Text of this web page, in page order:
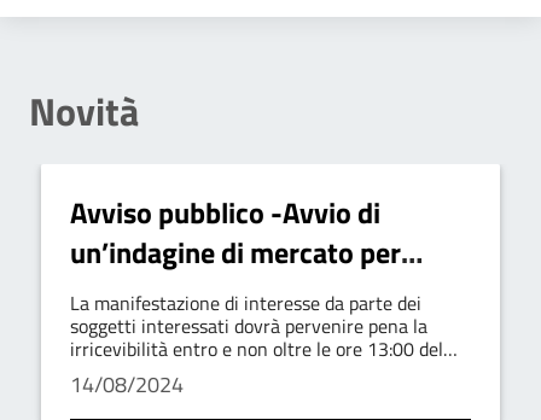
Novità
Avviso pubblico -Avvio di
un’indagine di mercato per
l’individuazione di operatori
economici interessati ad essere
invitati alla successiva
La manifestazione di interesse da parte dei
soggetti interessati dovrà pervenire pena la
irricevibilità entro e non oltre le ore 13:00 del
giorno 26 agosto 2024 esclusivamente tramite
piattaforma telematica
14/08/2024